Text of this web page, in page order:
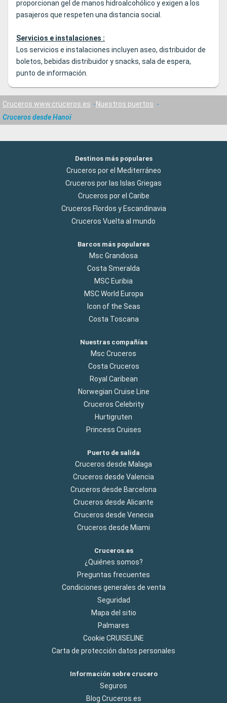
proporcionan gel de manos hidroalcohólico y exigen a los
pasajeros que respeten una distancia social.
Servicios e instalaciones :
Los servicios e instalaciones incluyen aseo, distribuidor de
boletos, bebidas distribuidor y snacks, sala de espera,
punto de información.
Cruceros www.cruceros.es
Nuestros puertos
Cruceros desde Hanoï
Destinos más populares
Cruceros por el Mediterráneo
Cruceros por las Islas Griegas
Cruceros por el Caribe
Cruceros Flordos y Escandinavia
Cruceros Vuelta al mundo
Barcos más populares
Msc Grandiosa
Costa Smeralda
MSC Euribia
MSC World Europa
Icon of the Seas
Costa Toscana
Nuestras compañías
Msc Cruceros
Costa Cruceros
Royal Caribean
Norwegian Cruise Line
Cruceros Celebrity
Hurtigruten
Princess Cruises
Puerto de salida
Cruceros desde Malaga
Cruceros desde Valencia
Cruceros desde Barcelona
Cruceros desde Alicante
Cruceros desde Venecia
Cruceros desde Miami
Cruceros.es
¿Quiénes somos?
Preguntas frecuentes
Condiciones generales de venta
Seguridad
Mapa del sitio
Palmares
Cookie CRUISELINE
Carta de protección datos personales
Información sobre crucero
Seguros
Blog Cruceros.es